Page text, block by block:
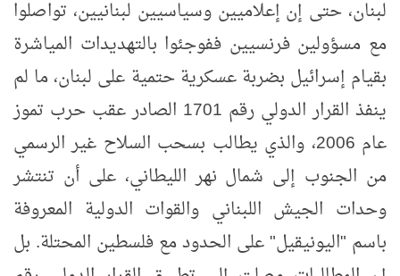
لبنان، حتى إن إعلاميين وسياسيين لبنانيين، تواصلوا
مع مسؤولين فرنسيين ففوجئوا بالتهديدات المياشرة
بقيام إسرائيل بضربة عسكرية حتمية على لبنان، ما لم
ينفذ القرار الدولي رقم 1701 الصادر عقب حرب تموز
عام 2006، والذي يطالب بسحب السلاح غير الرسمي
من الجنوب إلى شمال نهر الليطاني، على أن تنتشر
وحدات الجيش اللبناني والقوات الدولية المعروفة
باسم "اليونيقيل" على الحدود مع فلسطين المحتلة. بل